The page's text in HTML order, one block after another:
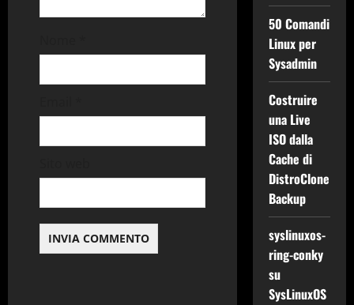
i
c
o
l
o
50 Comandi
Linux per
Sysadmin
Costruire
una Live
ISO dalla
Cache di
DistroClone
Backup
syslinuxos-
ring-conky
su
SysLinuxOS